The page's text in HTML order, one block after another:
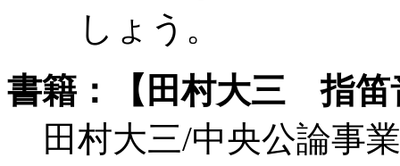
しょう。
書籍：【田村大三 指笛
田村大三/中央公論事